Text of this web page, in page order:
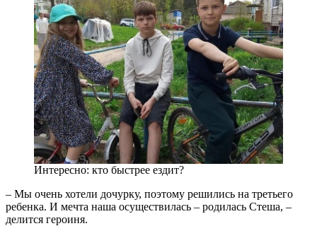
Интересно: кто быстрее ездит?
– Мы очень хотели дочурку, поэтому решились на третьего
ребенка. И мечта наша осуществилась – родилась Стеша, –
делится героиня.